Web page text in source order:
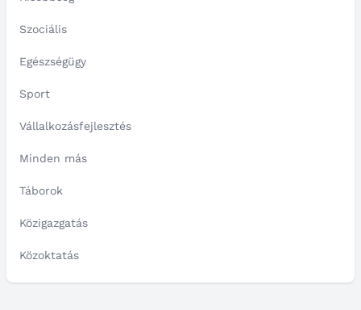
Szociális
Egészségügy
Sport
Vállalkozásfejlesztés
Minden más
Táborok
Közigazgatás
Közoktatás